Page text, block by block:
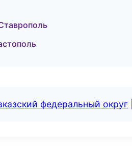
федеральный округ